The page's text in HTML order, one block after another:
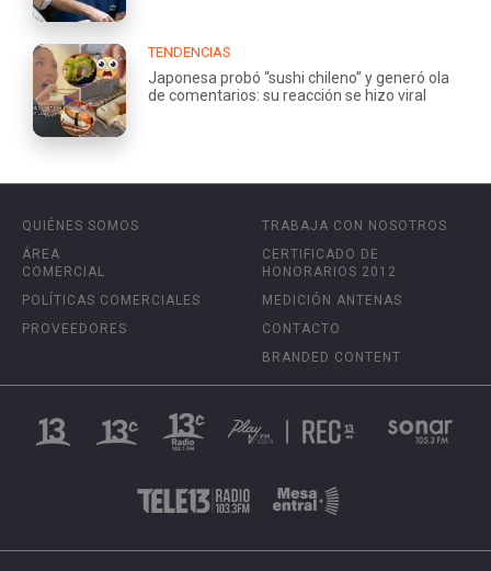
TENDENCIAS
Japonesa probó “sushi chileno” y generó ola
de comentarios: su reacción se hizo viral
QUIÉNES SOMOS
ÁREA
COMERCIAL
POLÍTICAS COMERCIALES
PROVEEDORES
TRABAJA CON NOSOTROS
CERTIFICADO DE
HONORARIOS 2012
MEDICIÓN ANTENAS
CONTACTO
BRANDED CONTENT